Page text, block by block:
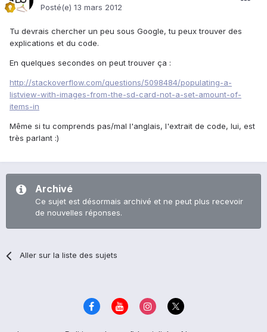
Posté(e) 13 mars 2012
Tu devrais chercher un peu sous Google, tu peux trouver des
explications et du code.
En quelques secondes on peut trouver ça :
http://stackoverflow.com/questions/5098484/populating-a-
listview-with-images-from-the-sd-card-not-a-set-amount-of-
items-in
Même si tu comprends pas/mal l'anglais, l'extrait de code, lui, est
très parlant :)
Archivé
Ce sujet est désormais archivé et ne peut plus recevoir
de nouvelles réponses.
Aller sur la liste des sujets